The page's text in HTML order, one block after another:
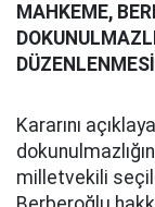
MAHKEME,
Kararını
milletvekili